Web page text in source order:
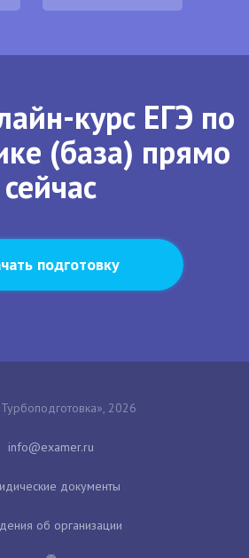
курс ЕГЭ по
(база) прямо
сейчас
подготовку
2026
документы
об организации